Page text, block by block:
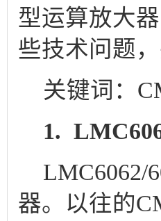
型运算放大
些技术问题
关键词：
1.
LMC6062/
器。以往的